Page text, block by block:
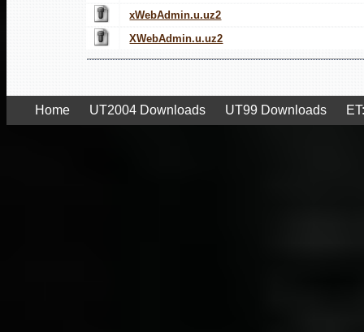
xWebAdmin.u.uz2
XWebAdmin.u.uz2
Home UT2004 Downloads UT99 Downloads